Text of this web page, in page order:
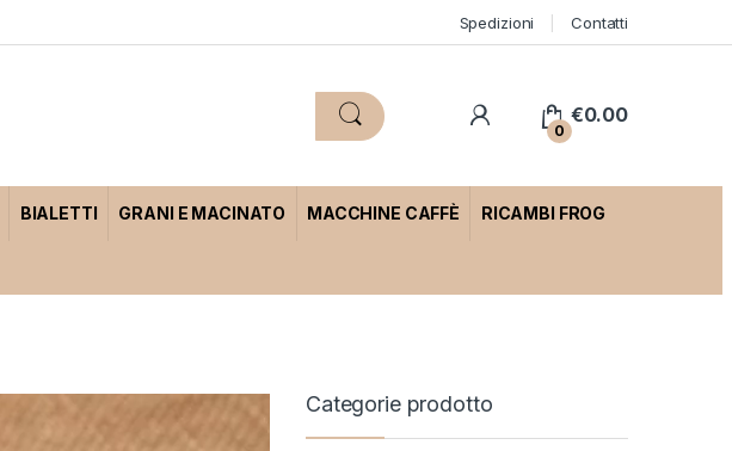
Spedizioni Contatti
0
€0.00
BIALETTI GRANI E MACINATO MACCHINE CAFFÈ RICAMBI FROG
Categorie prodotto